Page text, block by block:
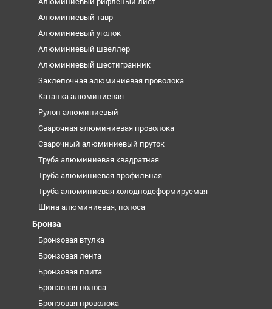
Алюминиевый тавр
Алюминиевый уголок
Алюминиевый швеллер
Алюминиевый шестигранник
Заклепочная алюминиевая проволока
Катанка алюминиевая
Рулон алюминиевый
Сварочная алюминиевая проволока
Сварочный алюминиевый пруток
Труба алюминиевая квадратная
Труба алюминиевая профильная
Труба алюминиевая холоднодеформируемая
Шина алюминиевая, полоса
Бронза
Бронзовая втулка
Бронзовая лента
Бронзовая плита
Бронзовая полоса
Бронзовая проволока